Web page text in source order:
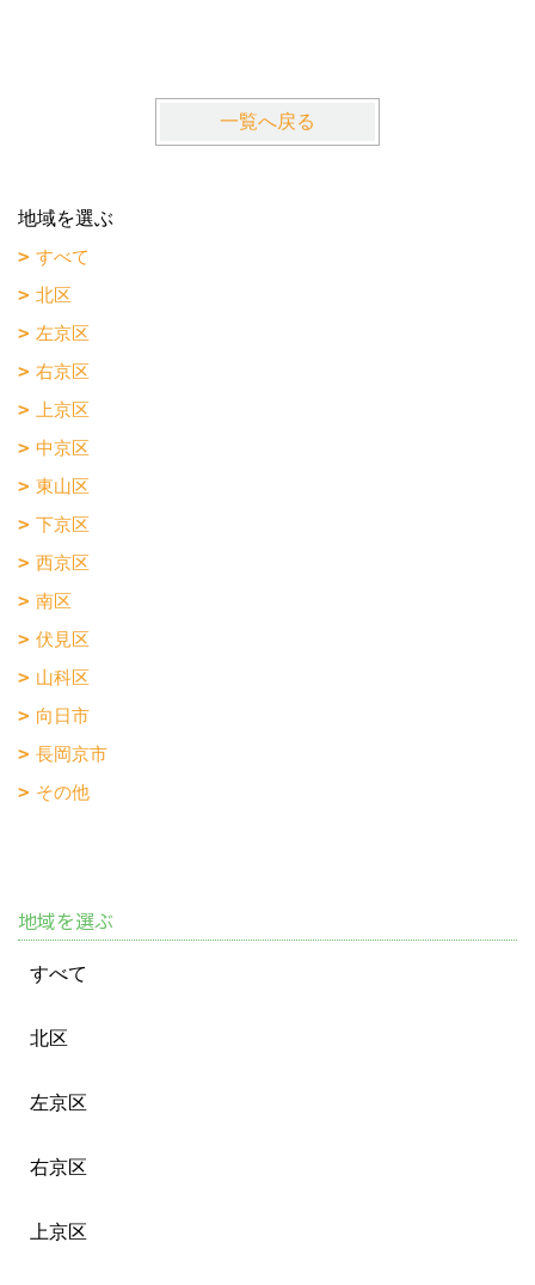
一覧へ戻る
地域を選ぶ
すべて
北区
左京区
右京区
上京区
中京区
東山区
下京区
西京区
南区
伏見区
山科区
向日市
長岡京市
その他
地域を選ぶ
すべて
北区
左京区
右京区
上京区